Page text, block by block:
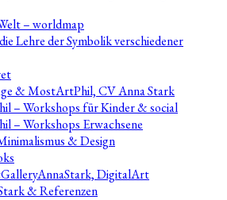
– worldmap
Lehre der Symbolik verschiedener
& MostArtPhil, CV Anna Stark
– Workshops für Kinder & social
– Workshops Erwachsene
& Design
DigitalArt
& Referenzen